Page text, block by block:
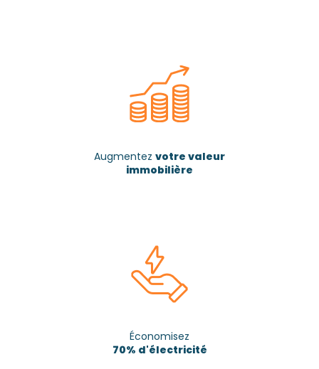
Augmentez votre valeur
immobilière
Économisez
70% d'électricité